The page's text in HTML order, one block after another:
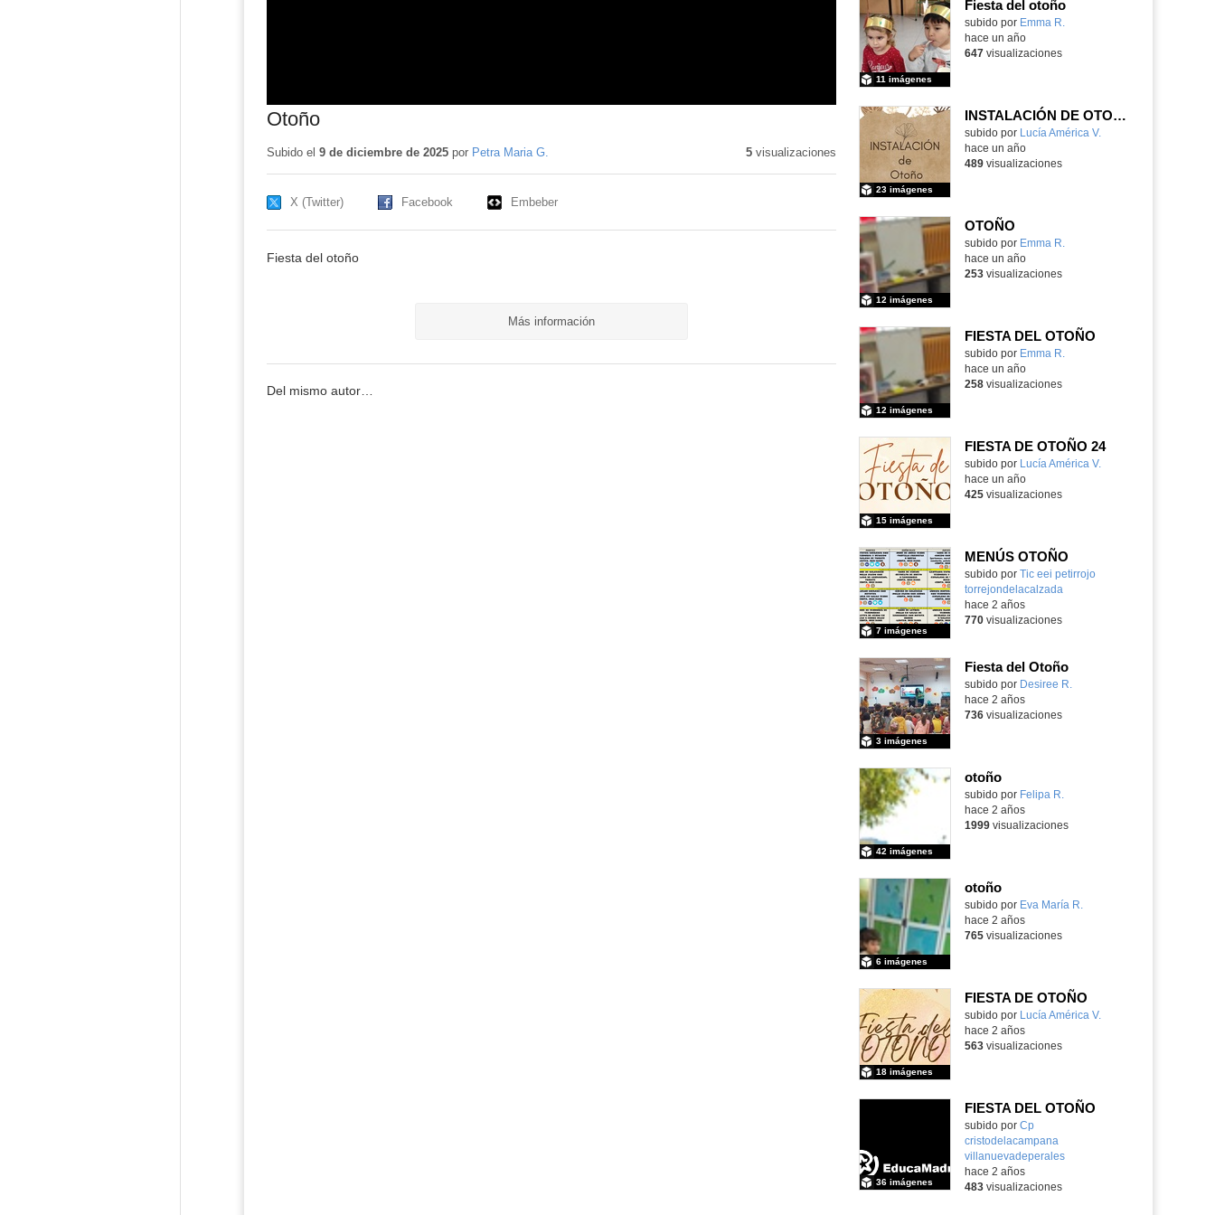
Otoño
Subido el 9 de diciembre de 2025por Petra Maria G. 5visualizaciones
X (Twitter) Facebook Embeber
Fiesta del otoño
Más información
Del mismo autor…
Fiesta del otoño
Contenido educativo.
subido por Emma R.
11 imágenes
hace un año
647visualizaciones
INSTALACIÓN DE OTOÑO 2024
Contenido educativo.
subido por Lucía América V.
23 imágenes
hace un año
489visualizaciones
OTOÑO
Contenido educativo.
subido por Emma R.
12 imágenes
hace un año
253visualizaciones
FIESTA DEL OTOÑO
Contenido educativo.
subido por Emma R.
12 imágenes
hace un año
258visualizaciones
FIESTA DE OTOÑO 24
Contenido educativo.
subido por Lucía América V.
15 imágenes
hace un año
425visualizaciones
MENÚS OTOÑO
Contenido educativo.
subido por Tic eei petirrojo
torrejondelacalzada
7 imágenes
hace 2 años
770visualizaciones
Fiesta del Otoño
Contenido educativo.
subido por Desiree R.
3 imágenes
hace 2 años
736visualizaciones
otoño
subido por Felipa R.
42 imágenes
hace 2 años
1999visualizaciones
otoño
Contenido educativo.
subido por Eva María R.
6 imágenes
hace 2 años
765visualizaciones
FIESTA DE OTOÑO
subido por Lucía América V.
18 imágenes
hace 2 años
563visualizaciones
FIESTA DEL OTOÑO
subido por Cp
cristodelacampana
villanuevadeperales
36 imágenes
-
hace 2 años
483visualizaciones